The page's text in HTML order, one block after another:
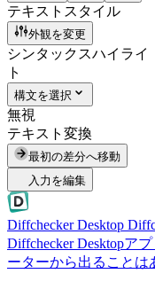
テキストスタイル
外観を変更
シンタックスハイライ
ト
構文を選択
無視
テキスト変換
最初の差分へ移動
入力を編集
Diffchecker Desktop
Diffchecker Desktopア
ーターから出ることは